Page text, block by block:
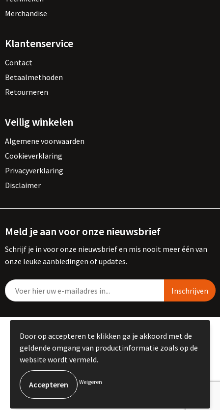
Merchandise
Klantenservice
Contact
Betaalmethoden
Retourneren
Veilig winkelen
Algemene voorwaarden
Cookieverklaring
Privacyverklaring
Disclaimer
Meld je aan voor onze nieuwsbrief
Schrijf je in voor onze nieuwsbrief en mis nooit meer één van
onze leuke aanbiedingen of updates.
© Copyright Kemme B.V. 2023
Door op accepteren te klikken ga je akkoord met de
geldende omgang van productinformatie zoals op de
website wordt vermeld.
Weigeren